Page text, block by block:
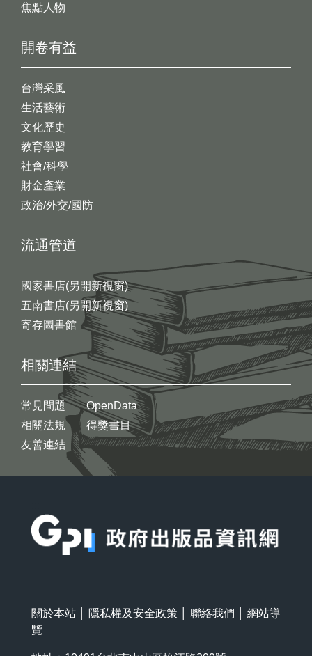
開卷有益
台灣采風
生活藝術
文化歷史
教育學習
社會/科學
財金產業
政治/外交/國防
焦點人物
流通管道
國家書店(另開新視窗)
五南書店(另開新視窗)
寄存圖書館
相關連結
常見問題
相關法規
友善連結
OpenData
得獎書目
關於本站 隱私權及安全政策 聯絡我們
網站導
覽